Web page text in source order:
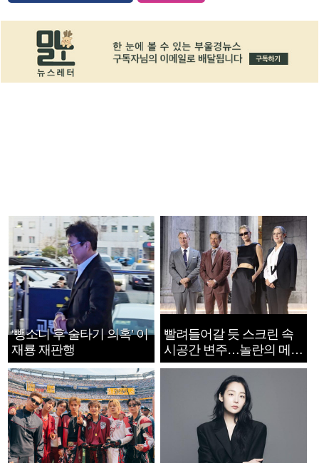
‘뺑소니 후 술타기 의혹’ 이
재룡 재판행
빨려들어갈 듯 스크린 속
시공간 변주…놀란의 메시
지는 ‘전쟁 속죄’